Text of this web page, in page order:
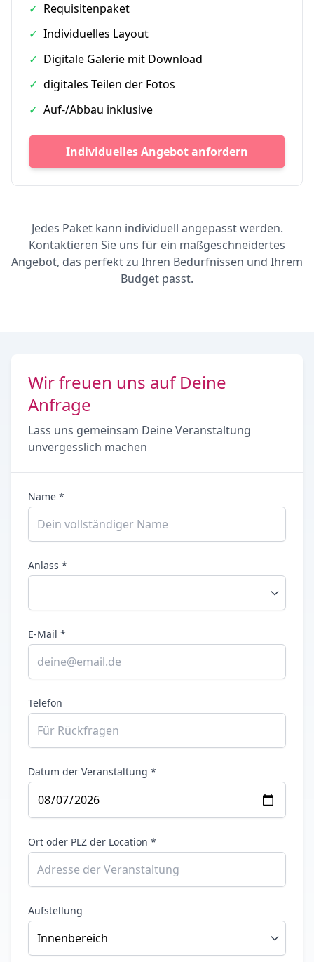
✓ Requisitenpaket
✓ Individuelles Layout
✓ Digitale Galerie mit Download
✓ digitales Teilen der Fotos
✓ Auf-/Abbau inklusive
Individuelles Angebot anfordern
Jedes Paket kann individuell angepasst werden.
Kontaktieren Sie uns für ein maßgeschneidertes
Angebot, das perfekt zu Ihren Bedürfnissen und Ihrem
Budget passt.
Wir freuen uns auf Deine
Anfrage
Lass uns gemeinsam Deine Veranstaltung
unvergesslich machen
Name *
Anlass *
E-Mail *
Telefon
Datum der Veranstaltung *
Ort oder PLZ der Location *
Aufstellung